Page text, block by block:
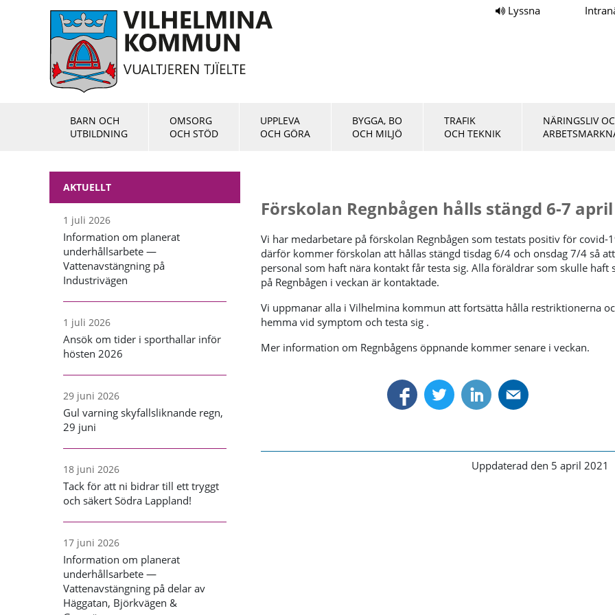
Lyssna
BARN OCH
UTBILDNING
OMSORG
OCH STÖD
UPPLEVA
OCH GÖRA
BYGGA, BO
OCH MILJÖ
TRAFIK
OCH TEKNIK
NÄRINGSLIV
AKTUELLT
1 juli 2026
Information om planerat
underhållsarbete —
Vattenavstängning på
Industrivägen
1 juli 2026
Ansök om tider i sporthallar inför
hösten 2026
29 juni 2026
Gul varning skyfallsliknande regn,
29 juni
18 juni 2026
Tack för att ni bidrar till ett tryggt
och säkert Södra Lappland!
17 juni 2026
Information om planerat
underhållsarbete —
Vattenavstängning på delar av
Häggatan, Björkvägen &
Förskolan Regnbågen hålls stängd 6-7 april
Vi har medarbetare på förskolan Regnbågen som testats positiv för covid-
därför kommer förskolan att hållas stängd tisdag 6/4 och onsdag 7/4 så
personal som haft nära kontakt får testa sig. Alla föräldrar som skulle haft
på Regnbågen i veckan är kontaktade.
Vi uppmanar alla i Vilhelmina kommun att fortsätta hålla restriktionerna
hemma vid symptom och testa sig .
Mer information om Regnbågens öppnande kommer senare i veckan.
Uppdaterad den 5 april 2021